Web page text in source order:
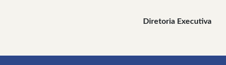
Executiva